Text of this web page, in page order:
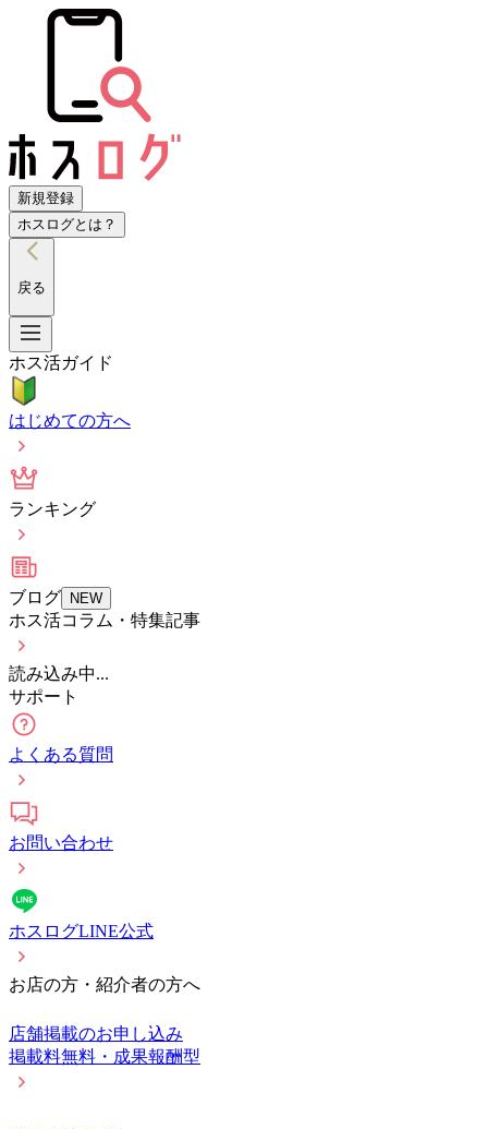
新規登録
ホスログとは？
戻る
ホス活ガイド
はじめての方へ
ランキング
ブログ NEW
ホス活コラム・特集記事
読み込み中...
サポート
よくある質問
お問い合わせ
ホスログLINE公式
お店の方・紹介者の方へ
店舗掲載のお申し込み
掲載料無料・成果報酬型